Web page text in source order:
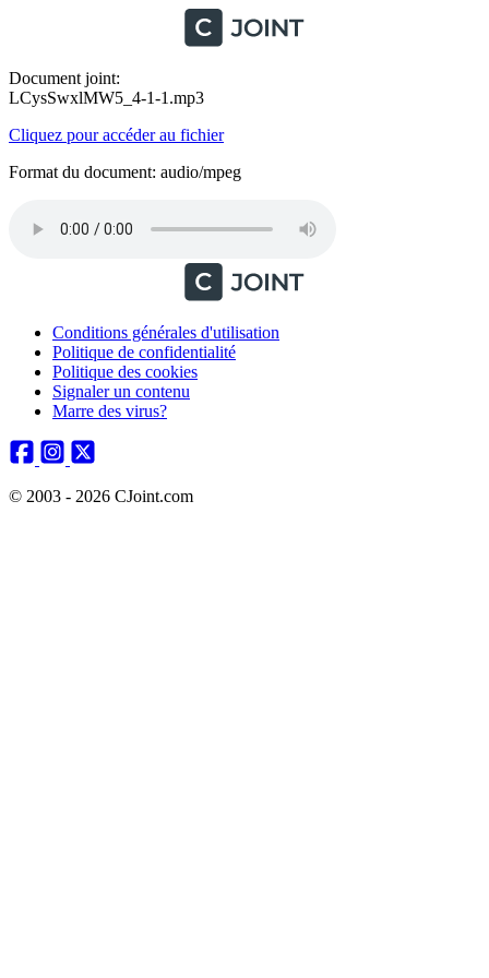
Document joint:
LCysSwxlMW5_4-1-1.mp3
Cliquez pour accéder au fichier
Format du document: audio/mpeg
Conditions générales d'utilisation
Politique de confidentialité
Politique des cookies
Signaler un contenu
Marre des virus?
© 2003 - 2026 CJoint.com